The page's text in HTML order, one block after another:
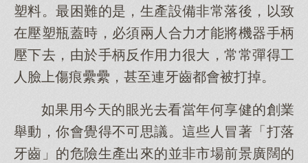
塑料。最困難的是，生產設備非常落後，以致
在壓塑瓶蓋時，必須兩人合力才能將機器手柄
壓下去，由於手柄反作用力很大，常常彈得工
人臉上傷痕纍纍，甚至連牙齒都會被打掉。
如果用今天的眼光去看當年何享健的創業
舉動，你會覺得不可思議。這些人冒著「打落
牙齒」的危險生產出來的並非市場前景廣闊的